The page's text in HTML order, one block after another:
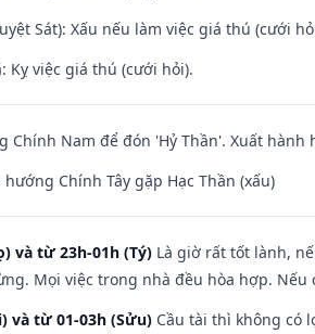
Sát): Xấu nếu làm việc giá thú (cưới
Kỵ việc giá thú (cưới hỏi).
Chính Nam để đón 'Hỷ Thần'. Xuất
Chính Tây gặp Hạc Thần (xấu)
và từ 23h-01h (Tý) Là giờ rất tốt lành,
Mọi việc trong nhà đều hòa hợp.
và từ 01-03h (Sửu) Cầu tài thì không có